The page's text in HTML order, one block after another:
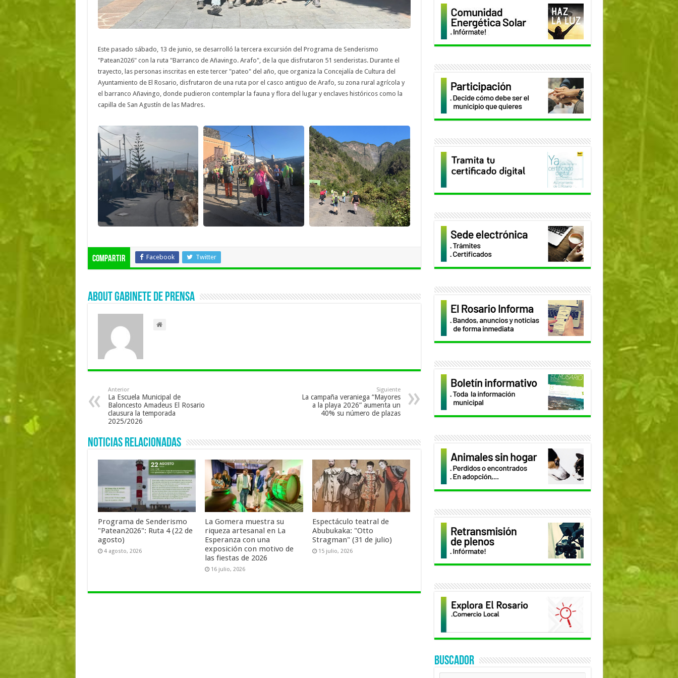
Este pasado sábado, 13 de junio, se desarrolló la tercera excursión del Programa de Senderismo
"Patean2026" con la ruta "Barranco de Añavingo. Arafo", de la que disfrutaron 51 senderistas. Durante el
trayecto, las personas inscritas en este tercer "pateo" del año, que organiza la Concejalía de Cultura del
Ayuntamiento de El Rosario, disfrutaron de una ruta por el casco antiguo de Arafo, su zona rural agrícola y
el barranco Añavingo, donde pudieron contemplar la fauna y flora del lugar y enclaves históricos como la
capilla de San Agustín de las Madres.
Compartir Facebook Twitter
About Gabinete de Prensa
Anterior
La Escuela Municipal de
Baloncesto Amadeus El Rosario
clausura la temporada
2025/2026
Siguiente
La campaña veraniega “Mayores
a la playa 2026” aumenta un
40% su número de plazas
Noticias Relacionadas
Programa de Senderismo
"Patean2026": Ruta 4 (22 de
agosto)
4 agosto, 2026
La Gomera muestra su
riqueza artesanal en La
Esperanza con una
exposición con motivo de
las fiestas de 2026
16 julio, 2026
Espectáculo teatral de
Abubukaka: "Otto
Stragman" (31 de julio)
15 julio, 2026
BUSCADOR